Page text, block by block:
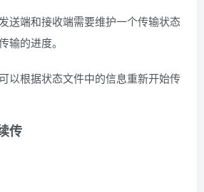
送端和接收端需要维护一个传输状态
输的进度。
以根据状态文件中的信息重新开始传
传